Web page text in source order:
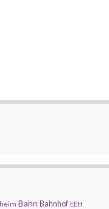
Bahn Bahnhof EEH